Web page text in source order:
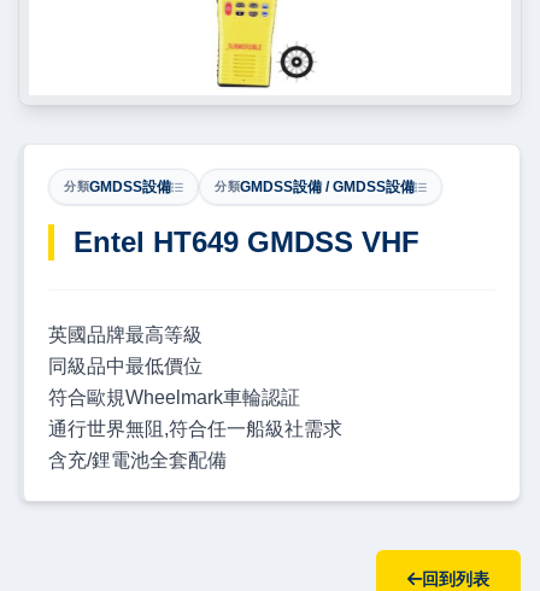
分類GMDSS設備 分類GMDSS設備 / GMDSS設備
Entel HT649 GMDSS VHF
英國品牌最高等級
同級品中最低價位
符合歐規Wheelmark車輪認証
通行世界無阻,符合任一船級社需求
含充/鋰電池全套配備
回到列表